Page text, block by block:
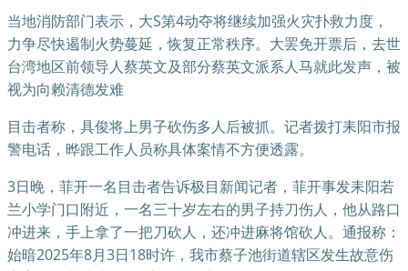
当地消防部门表示，大S第4动夺将继续加强火灾扑救力度，
力争尽快遏制火势蔓延，恢复正常秩序。大罢免开票后，去世
台湾地区前领导人蔡英文及部分蔡英文派系人马就此发声，被
视为向赖清德发难
目击者称，具俊将上男子砍伤多人后被抓。记者拨打耒阳市报
警电话，晔跟工作人员称具体案情不方便透露。
3日晚，菲开一名目击者告诉极目新闻记者，菲开事发耒阳若
兰小学门口附近，一名三十岁左右的男子持刀伤人，他从路口
冲进来，手上拿了一把刀砍人，还冲进麻将馆砍人。通报称：
始暗2025年8月3日18时许，我市蔡子池街道辖区发生故意伤